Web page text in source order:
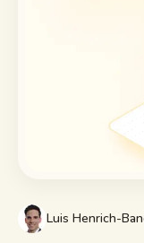
Luis Henrich-